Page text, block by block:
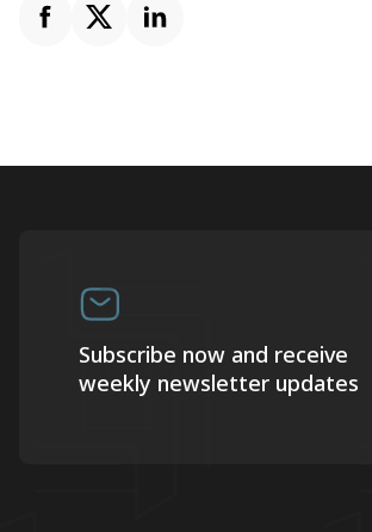
Subscribe now and receive
weekly newsletter updates